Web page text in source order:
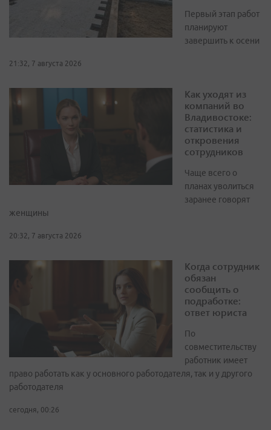
Первый этап работ
планируют
завершить к осени
21:32, 7 августа 2026
Как уходят из
компаний во
Владивостоке:
статистика и
откровения
сотрудников
Чаще всего о
планах уволиться
заранее говорят
женщины
20:32, 7 августа 2026
Когда сотрудник
обязан
сообщить о
подработке:
ответ юриста
По
совместительству
работник имеет
право работать как у основного работодателя, так и у другого
работодателя
сегодня, 00:26